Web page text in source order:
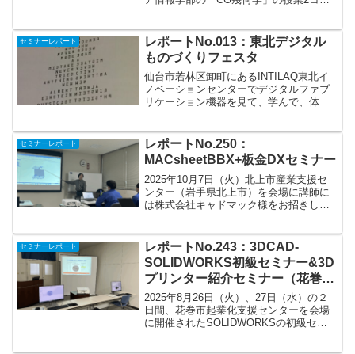
ここ数年毎年、担当をさせていただい
て...
セミナーレポート
レポートNo.013：東北デジタル
ものづくりフェスタ
仙台市若林区卸町にあるINTILAQ東北イ
ノベーションセンターでデジタルファブ
リケーション機器を見て、学んで、体験
あるファブラボの方々の展示がありまし
た。詳細は...
セミナーレポート
レポートNo.250：
MACsheetBBX+板金DXセミナー
2025年10月7日（火）北上市産業支援セ
ンター（岩手県北上市）を会場に講師に
は株式会社キャドマック様をお招きし
3DCAD「SolidEdge」の機能紹介や活用
するメリットについて...
セミナーレポート
レポートNo.243：3DCAD-
SOLIDWORKS初級セミナー&3D
プリンター紹介セミナー（花巻市
起業化支援センター）
2025年8月26日（火）、27日（水）の２
日間、花巻市起業化支援センターを会場
に開催されたSOLIDWORKSの初級セミ